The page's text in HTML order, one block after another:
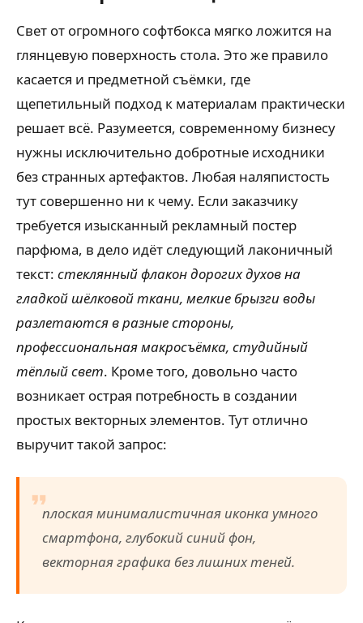
Свет от огромного софтбокса мягко ложится на
глянцевую поверхность стола. Это же правило
касается и предметной съёмки, где
щепетильный подход к материалам практически
решает всё. Разумеется, современному бизнесу
нужны исключительно добротные исходники
без странных артефактов. Любая наляпистость
тут совершенно ни к чему. Если заказчику
требуется изысканный рекламный постер
парфюма, в дело идёт следующий лаконичный
текст: стеклянный флакон дорогих духов на
гладкой шёлковой ткани, мелкие брызги воды
разлетаются в разные стороны,
профессиональная макросъёмка, студийный
тёплый свет. Кроме того, довольно часто
возникает острая потребность в создании
простых векторных элементов. Тут отлично
выручит такой запрос:
плоская минималистичная иконка умного
смартфона, глубокий синий фон,
векторная графика без лишних теней.